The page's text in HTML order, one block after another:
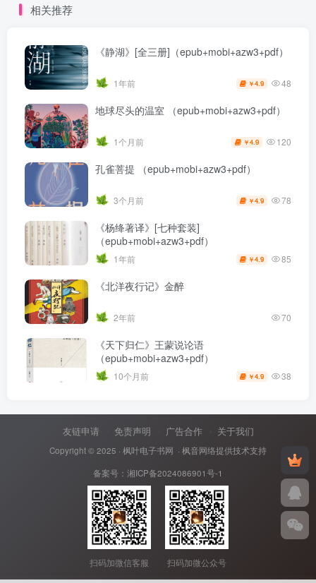
相关推荐
《静湖》[全三册]（epub+mobi+azw3+pdf）
1年前 ￥4.9 48
地球尽头的温室 （epub+mobi+azw3+pdf）
1个月前 ￥4.9 120
孔雀菩提 （epub+mobi+azw3+pdf）
3个月前 ￥4.9 78
《杨绛著译》[七种套装]
（epub+mobi+azw3+pdf）
1年前 ￥4.9 85
《北洋夜行记》金醉
2年前 70
《天下归仁》王蒙说论语
（epub+mobi+azw3+pdf）
10个月前 ￥4.9 38
友链申请 免责声明 广告合作 关于我们
Copyright © 2025 · 枫叶电子书网 · 枫音网络提供技术支持
备案号： 湘ICP备2024086901号-1
扫码加微信客服 扫码加微公众号